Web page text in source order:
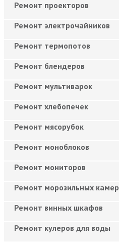
Ремонт проекторов
Ремонт электрочайников
Ремонт термопотов
Ремонт блендеров
Ремонт мультиварок
Ремонт хлебопечек
Ремонт мясорубок
Ремонт моноблоков
Ремонт мониторов
Ремонт морозильных камер
Ремонт винных шкафов
Ремонт кулеров для воды